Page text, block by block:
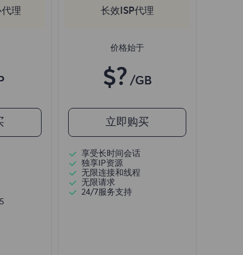
理 长效ISP代理
价格始于
$? /GB
立即购买
享受长时间会话
独享IP资源
无限连接和线程
无限请求
24/7服务支持